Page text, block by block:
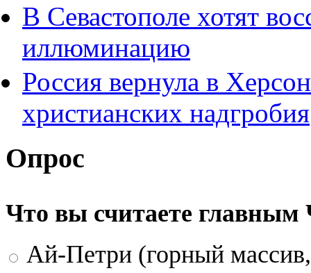
В Севастополе хотят
иллюминацию
Россия вернула в
христианских надгробия
Опрос
Что вы считаете
Ай-Петри (горный